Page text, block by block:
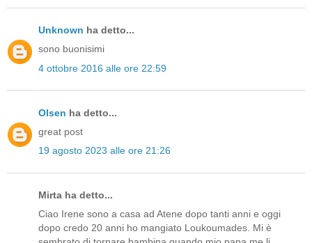
Unknown ha detto...
sono buonisimi
4 ottobre 2016 alle ore 22:59
Olsen ha detto...
great post
19 agosto 2023 alle ore 21:26
Mirta ha detto...
Ciao Irene sono a casa ad Atene dopo tanti anni e oggi
dopo credo 20 anni ho mangiato Loukoumades. Mi è